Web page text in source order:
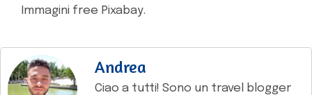
Immagini free Pixabay.
Andrea
Ciao a tutti! Sono un travel blogger